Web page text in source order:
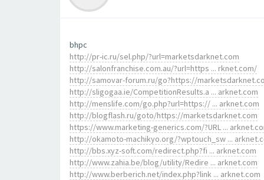
bhpc
http://pr-ic.ru/sel.php/?url=marketsdarknet.com
http://salonfranchise.com.au/?url=https ... rknet.com/
http://samovar-forum.ru/go?https://
http://sligogaa.ie/CompetitionResults.a ... arknet.com
http://menslife.com/go.php?url=https:// ... arknet.com
http://blogflash.ru/goto/https://marketsdarknet.com
https://www.marketing-generics.com/?URL ...
http://okamoto-machikyo.org/?wptouch_sw ...
http://bbs.xyz-soft.com/redirect.php?fi ... arknet.com
http://www.zahia.be/blog/utility/Redire ... arknet.com
http://www.berberich.net/index.php?link ... arknet.com